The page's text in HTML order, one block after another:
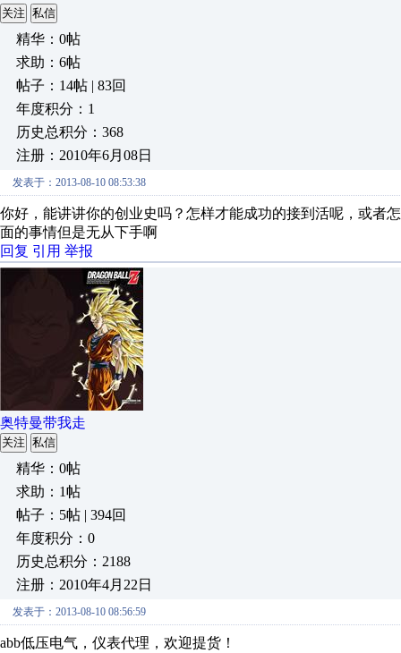
关注 私信
精华：0帖
求助：6帖
帖子：14帖 | 83回
年度积分：1
历史总积分：368
注册：2010年6月08日
发表于：2013-08-10 08:53:38
你好，能讲讲你的创业史吗？怎样才能成功的接到活呢，或者
面的事情但是无从下手啊
回复 引用 举报
奥特曼带我走
关注 私信
精华：0帖
求助：1帖
帖子：5帖 | 394回
年度积分：0
历史总积分：2188
注册：2010年4月22日
发表于：2013-08-10 08:56:59
abb低压电气，仪表代理，欢迎提货！